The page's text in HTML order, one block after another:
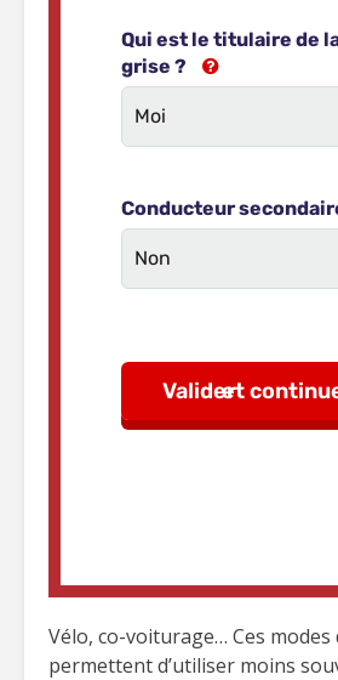
Vélo, co-voiturage… Ces modes
permettent d’utiliser moins